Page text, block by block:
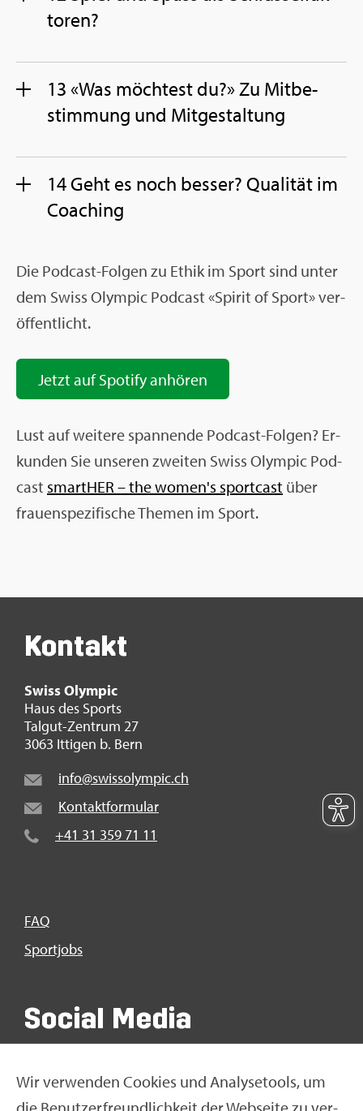
to­ren?
13 «Was möch­test du?» Zu Mit­be­
stim­mung und Mit­ge­stal­tung
14 Geht es noch bes­ser? Qua­li­tät im
Coa­ching
Die Pod­cast-Fol­gen zu Ethik im Sport sind unter
dem Swiss Olym­pic Pod­cast «Spi­rit of Sport» ver­
öf­fent­licht.
Jetzt auf Spo­ti­fy an­hö­ren
Lust auf wei­te­re span­nen­de Pod­cast-Fol­gen? Er­
kun­den Sie un­se­ren zwei­ten Swiss Olym­pic Pod­
cast smar­tHER – the women's sport­cast über
frau­en­spe­zi­fi­sche The­men im Sport.
Wir ver­wen­den Coo­kies und Ana­ly­se­tools, um
Kon­takt
Swiss Olym­pic
Haus des Sports
Tal­gut-Zen­trum 27
3063 It­ti­gen b. Bern
info@​swi​ssol​ympi​c.​ch
Kon­takt­for­mu­lar
+41 31 359 71 11
FAQ
Sport­jobs
So­ci­al Media